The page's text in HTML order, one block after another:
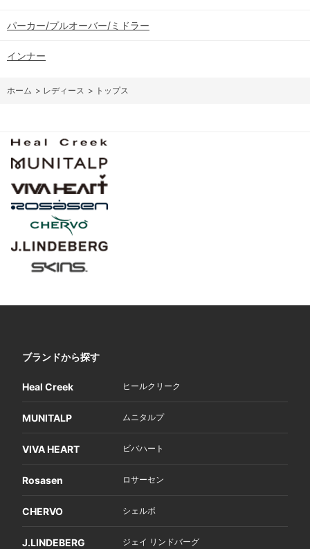
パーカー/プルオーバー/ミドラー
インナー
ホーム > レディース > トップス
ブランドから探す
Heal Creek ヒールクリーク
MUNITALP ムニタルプ
VIVA HEART ビバハート
Rosasen ロサーセン
CHERVO シェルボ
J.LINDEBERG ジェイ リンドバーグ